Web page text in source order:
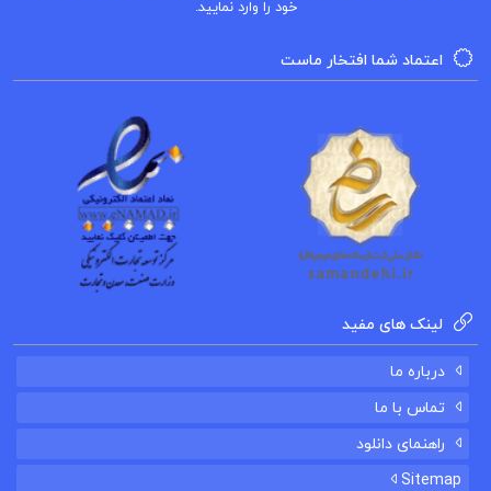
کتاب سراب آرمان ها اثر هوشنگ منتصری
سراب آرمانها اثر هوشنگ منتصری نشر عطایی خرید و
معرفی
دانلود کتاب سراب آرمان ها هوشنگ منتصری PDF
قیمت و خرید کتاب سراب آرمان ها اثر هوشنگ
منتصری
مشخصات، قیمت و خرید کتاب سراب آرمان ها اثر
هوشنگ منتصری
خود را وارد نمایید.
اعتماد شما افتخار ماست
لینک های مفید
درباره ما
تماس با ما
راهنمای دانلود
Sitemap